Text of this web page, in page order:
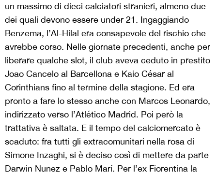
un massimo di dieci calciatori stranieri, almeno due
dei quali devono essere under 21. Ingaggiando
Benzema, l’Al-Hilal era consapevole del rischio che
avrebbe corso. Nelle giornate precedenti, anche per
liberare qualche slot, il club aveva ceduto in prestito
Joao Cancelo al Barcellona e Kaio César al
Corinthians fino al termine della stagione. Ed era
pronto a fare lo stesso anche con Marcos Leonardo,
indirizzato verso l’Atlético Madrid. Poi però la
trattativa è saltata. E il tempo del calciomercato è
scaduto: fra tutti gli extracomunitari nella rosa di
Simone Inzaghi, si è deciso così di mettere da parte
Darwin Nunez e Pablo Marí. Per l’ex Fiorentina la